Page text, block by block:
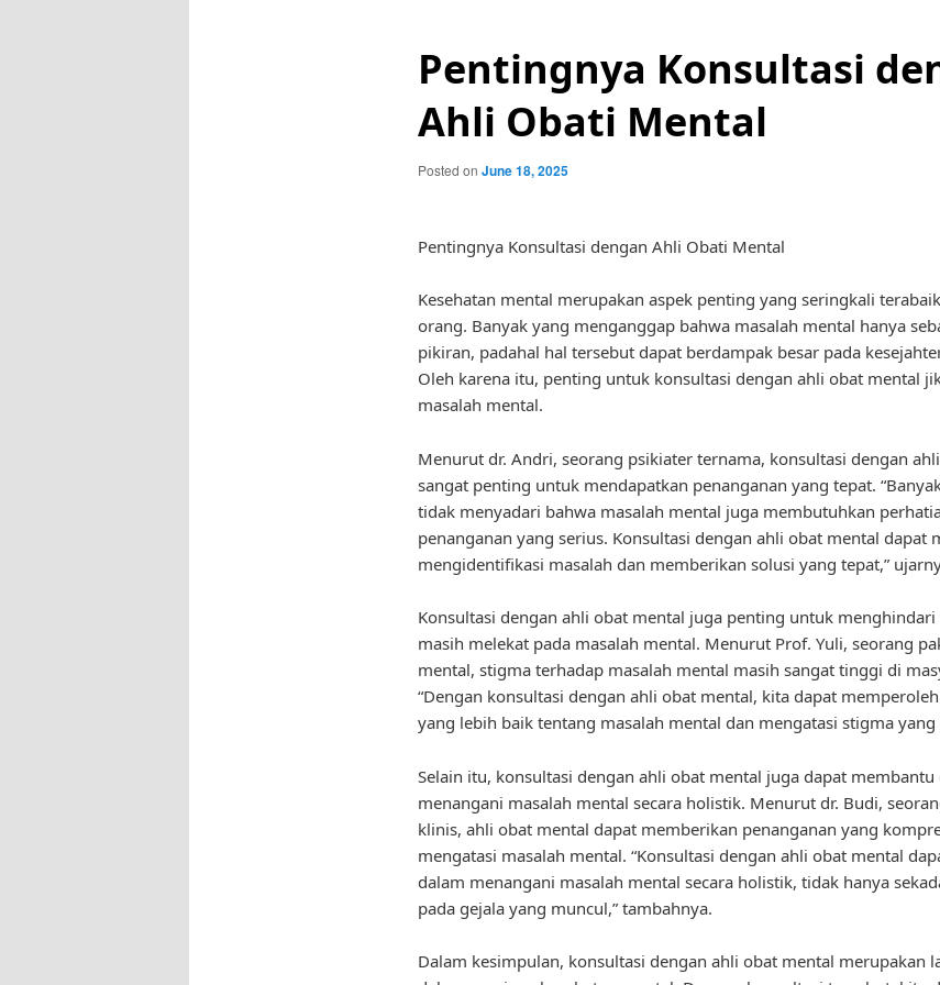
Pentingnya Konsultasi
Ahli Obati Mental
Posted on June 18, 2025
Pentingnya Konsultasi dengan Ahli Obati Mental
Kesehatan mental merupakan aspek penting yang seringkali
orang. Banyak yang menganggap bahwa masalah mental hanya
pikiran, padahal hal tersebut dapat berdampak besar pada
Oleh karena itu, penting untuk konsultasi dengan ahli obat mental
masalah mental.
Menurut dr. Andri, seorang psikiater ternama, konsultasi dengan
sangat penting untuk mendapatkan penanganan yang tepat.
tidak menyadari bahwa masalah mental juga membutuhkan
penanganan yang serius. Konsultasi dengan ahli obat mental dapat
mengidentifikasi masalah dan memberikan solusi yang tepat,”
Konsultasi dengan ahli obat mental juga penting untuk
masih melekat pada masalah mental. Menurut Prof. Yuli, seorang
mental, stigma terhadap masalah mental masih sangat tinggi di
“Dengan konsultasi dengan ahli obat mental, kita dapat
yang lebih baik tentang masalah mental dan mengatasi stigma yang
Selain itu, konsultasi dengan ahli obat mental juga dapat membantu
menangani masalah mental secara holistik. Menurut dr. Budi,
klinis, ahli obat mental dapat memberikan penanganan yang
mengatasi masalah mental. “Konsultasi dengan ahli obat mental
dalam menangani masalah mental secara holistik, tidak hanya
pada gejala yang muncul,” tambahnya.
Dalam kesimpulan, konsultasi dengan ahli obat mental merupakan